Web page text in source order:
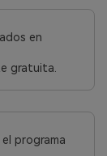
en
gratuita.󠀲󠀡󠀩󠀣󠀢󠀢󠀣󠀨󠀦󠀳
programa